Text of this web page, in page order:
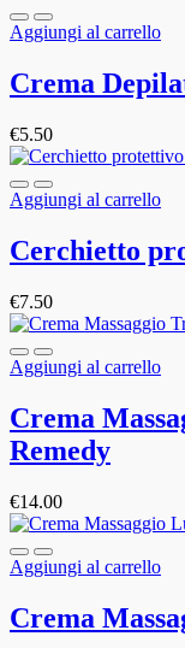
Aggiungi al carrello
Crema
€5.50
Aggiungi al carrello
Cerchietto
€7.50
Aggiungi al carrello
Crema
Remedy
€14.00
Aggiungi al carrello
Crema